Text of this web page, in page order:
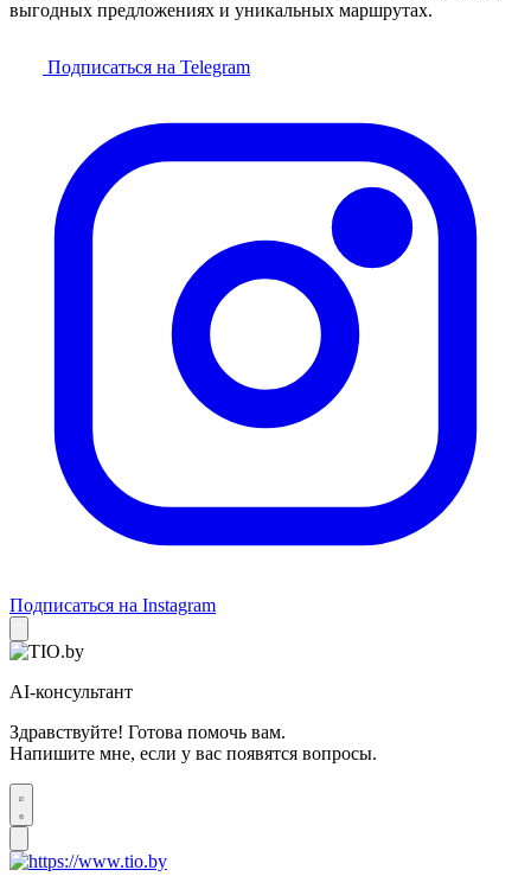
выгодных предложениях и уникальных маршрутах.
Подписаться на Telegram
Подписаться на Instagram
AI-консультант
Здравствуйте! Готова помочь вам.
Напишите мне, если у вас появятся вопросы.